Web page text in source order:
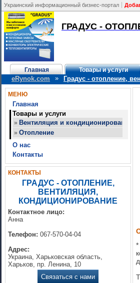
Украинский информационный бизнес-портал
ГРАДУС -
Главная Товары и услуги
eRynok.com » Градус - отопление,
МЕНЮ
Главная
Товары и услуги
» Вентиляция и кондиционирование
» Отопление
О нас
Контакты
КОНТАКТЫ
ГРАДУС - ОТОПЛЕНИЕ,
ВЕНТИЛЯЦИЯ,
КОНДИЦИОНИРОВАНИЕ
Контактное лицо:
Анна
Телефон: 067-570-04-04
Адрес:
Украина, Харьковская область,
Харьков, пр. Ленина, 10
Связаться с нами
*